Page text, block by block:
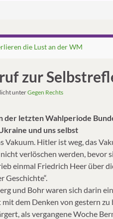
die Lust an der WM
zur
unterGegen Rechts
der letzten Wahlperiode
und uns selbst
Vakuum. Hitler ist weg, das
verlöschen werden, bevor
einmal Friedrich Heer über
Geschichte“.
und Bohr waren sich darin
dem Denken von gestern zu
als vergangene Woche